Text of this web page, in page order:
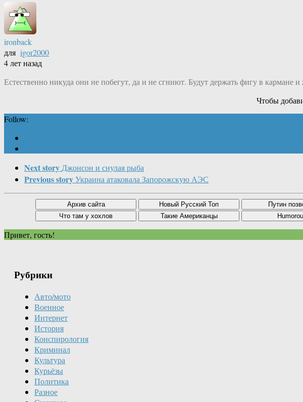
ironback
для igor2000
4 лет назад
Естественно никуда они не побегут, да и не сгниют. Будут держать фигу в
Чтобы
Follow:
Next storyДжонсон и снулая рыба
Previous storyУкраина атаковала Запорожскую АЭС
Привет, гость!
Рубрики
Авто/мото
Военное
Интернет
История
Конспирология
Криминал
Культура
Курьёзы
Политика
Разное